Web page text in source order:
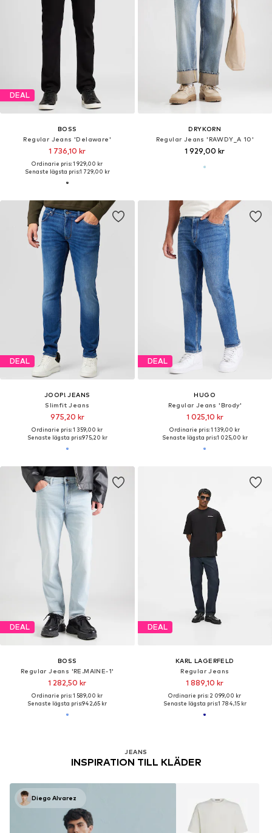
DEAL
BOSS
Regular Jeans 'Delaware'
1 736,10 kr
Ordinarie pris: 1 929,00 kr
Senaste lägsta pris:1 729,00 kr
DRYKORN
Regular Jeans 'RAWDY_A 10'
1 929,00 kr
DEAL
JOOP! JEANS
Slimfit Jeans
975,20 kr
Ordinarie pris: 1 359,00 kr
Senaste lägsta pris:975,20 kr
DEAL
HUGO
Regular Jeans 'Brody'
1 025,10 kr
Ordinarie pris: 1 139,00 kr
Senaste lägsta pris:1 025,00 kr
DEAL
BOSS
Regular Jeans 'RE.MAINE-1'
1 282,50 kr
Ordinarie pris: 1 589,00 kr
Senaste lägsta pris:942,65 kr
DEAL
KARL LAGERFELD
Regular Jeans
1 889,10 kr
Ordinarie pris: 2 099,00 kr
Senaste lägsta pris:1 784,15 kr
JEANS
INSPIRATION TILL KLÄDER
Diego Alvarez